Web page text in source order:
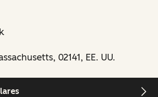
02141, EE. UU.